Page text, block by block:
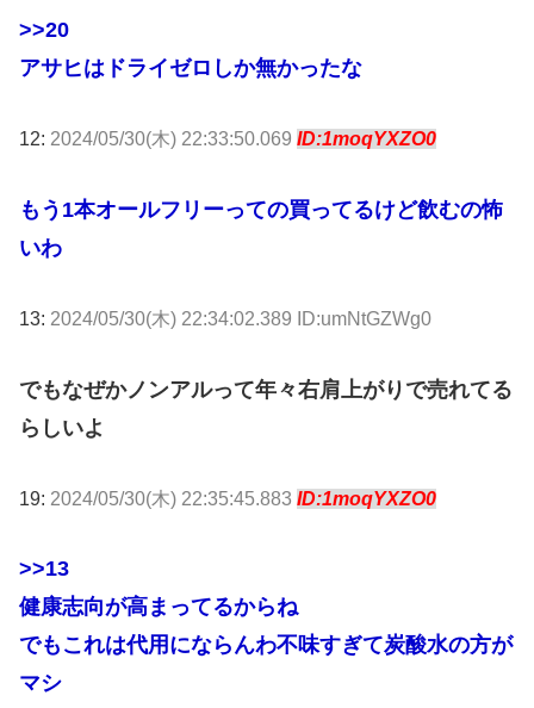
>>20
アサヒはドライゼロしか無かったな
12: 2024/05/30(木) 22:33:50.069 ID:1moqYXZO0
もう1本オールフリーっての買ってるけど飲むの怖
いわ
13: 2024/05/30(木) 22:34:02.389 ID:umNtGZWg0
でもなぜかノンアルって年々右肩上がりで売れてる
らしいよ
19: 2024/05/30(木) 22:35:45.883 ID:1moqYXZO0
>>13
健康志向が高まってるからね
でもこれは代用にならんわ不味すぎて炭酸水の方が
マシ